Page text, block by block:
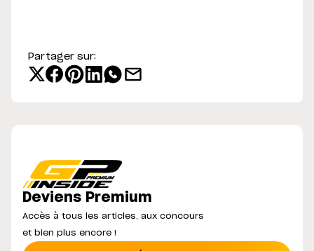
Partager sur:
Deviens Premium
Accès à tous les articles, aux concours
et bien plus encore !